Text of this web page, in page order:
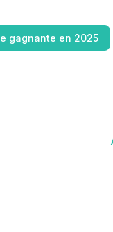
gagnante en 2025